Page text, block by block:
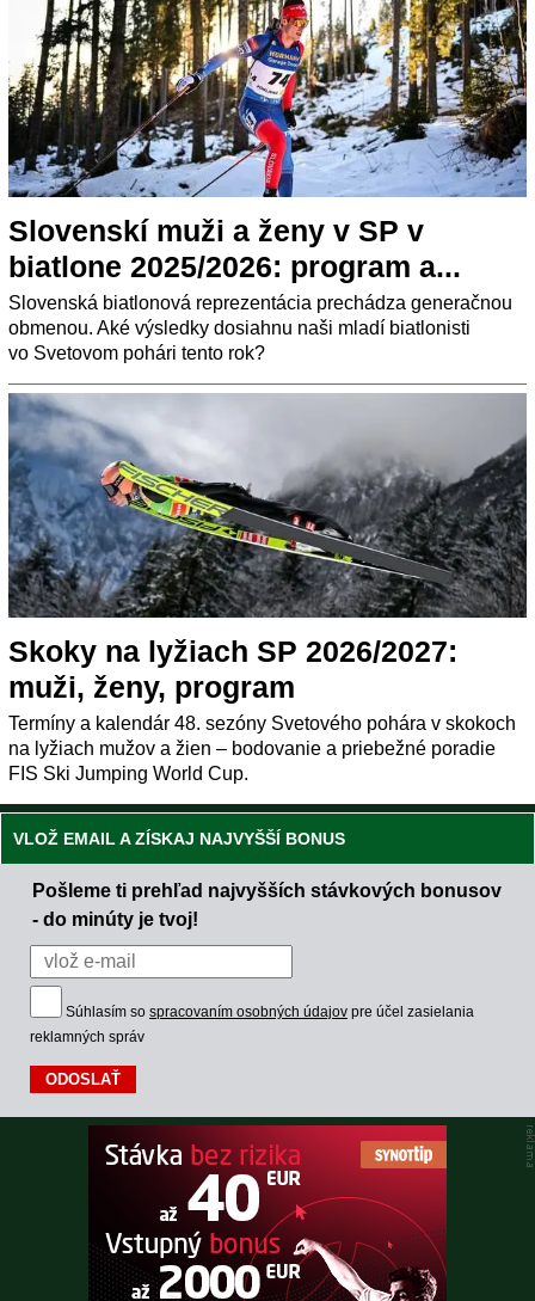
Slovenskí muži a ženy v SP v
biatlone 2025/2026: program a...
Slovenská biatlonová reprezentácia prechádza generačnou
obmenou. Aké výsledky dosiahnu naši mladí biatlonisti
vo Svetovom pohári tento rok?
Skoky na lyžiach SP 2026/2027:
muži, ženy, program
Termíny a kalendár 48. sezóny Svetového pohára v skokoch
na lyžiach mužov a žien – bodovanie a priebežné poradie
FIS Ski Jumping World Cup.
VLOŽ EMAIL A ZÍSKAJ NAJVYŠŠÍ BONUS
Pošleme ti prehľad najvyšších stávkových bonusov
- do minúty je tvoj!
Súhlasím so spracovaním osobných údajov pre účel zasielania
reklamných správ